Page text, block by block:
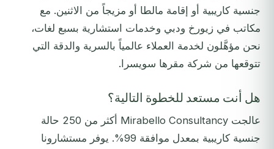
جنسية كاريبية أو إقامة مالطا أو مزيجاً من الاثنين. مع
مكاتب في زيورخ ودبي وخدمات استشارية بسبع لغات،
نحن مؤهَّلون لخدمة العملاء عالمياً بالسرية والدقة التي
تتوقعها من شركة مقرها سويسرا.
هل أنت مستعد للخطوة التالية؟
عالجت Mirabello Consultancy أكثر من 250 حالة
جنسية كاريبية بمعدل موافقة 99%. يوفر مستشارونا